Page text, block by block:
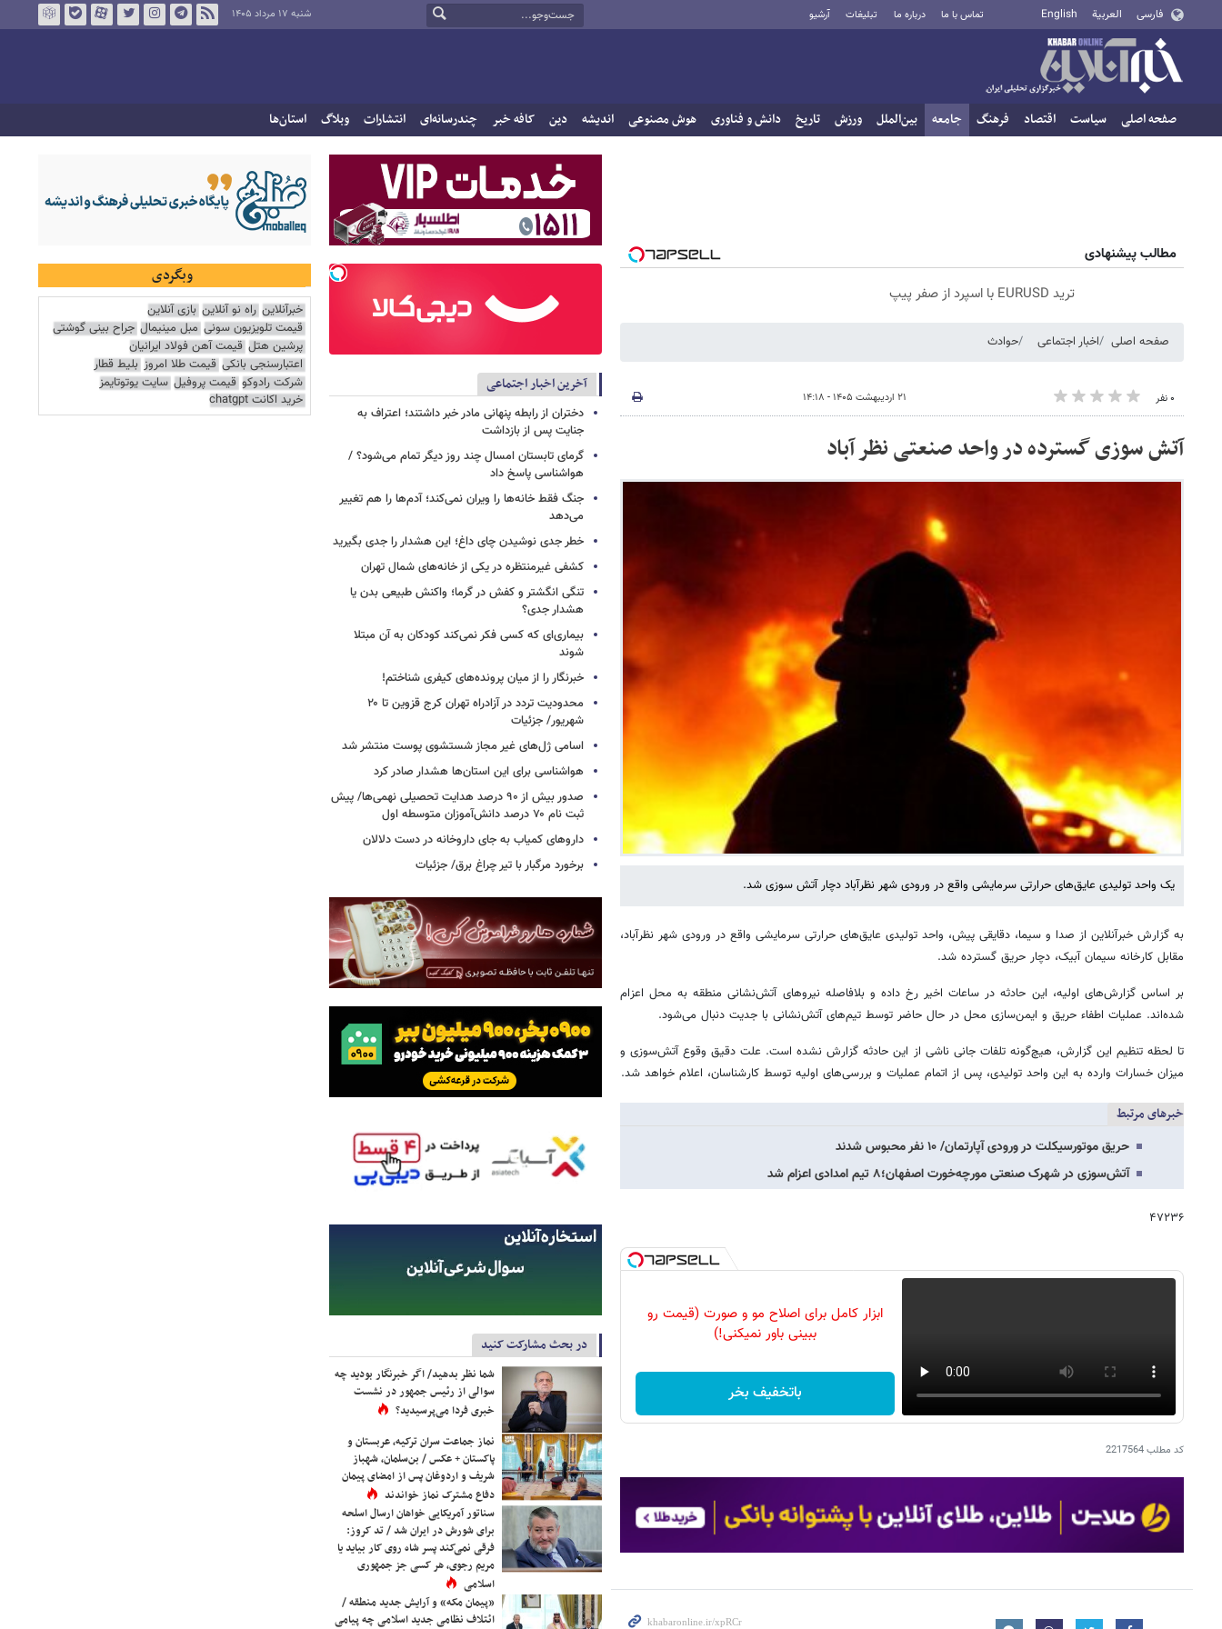
فارسی العربية English تماس با ما درباره ما تبلیغات آرشیو شنبه ۱۷ مرداد ۱۴۰۵
صفحه اصلی سیاست اقتصاد فرهنگ جامعه بین‌الملل ورزش تاریخ دانش و فناوری هوش مصنوعی اندیشه دین کافه خبر چندرسانه‌ای انتشارات وبلاگ استان‌ها
مطالب پیشنهادی
ترید EURUSD با اسپرد از صفر پیپ
صفحه اصلی اخبار اجتماعی حوادث
۰ نفر ۲۱ اردیبهشت ۱۴۰۵ - ۱۴:۱۸
آتش سوزی گسترده در واحد صنعتی نظر آباد
یک واحد تولیدی عایق‌های حرارتی سرمایشی واقع در ورودی شهر نظرآباد دچار آتش سوزی شد.
به گزارش خبرآنلاین از صدا و سیما، دقایقی پیش، واحد تولیدی عایق‌های حرارتی سرمایشی واقع در ورودی شهر نظرآباد،
مقابل کارخانه سیمان آبیک، دچار حریق گسترده شد.
بر اساس گزارش‌های اولیه، این حادثه در ساعات اخیر رخ داده و بلافاصله نیروهای آتش‌نشانی منطقه به محل اعزام
شده‌اند. عملیات اطفاء حریق و ایمن‌سازی محل در حال حاضر توسط تیم‌های آتش‌نشانی با جدیت دنبال می‌شود.
تا لحظه تنظیم این گزارش، هیچ‌گونه تلفات جانی ناشی از این حادثه گزارش نشده است. علت دقیق وقوع آتش‌سوزی و
میزان خسارات وارده به این واحد تولیدی، پس از اتمام عملیات و بررسی‌های اولیه توسط کارشناسان، اعلام خواهد شد.
خبرهای مرتبط
حریق موتورسیکلت در ورودی آپارتمان/ ۱۰ نفر محبوس شدند
آتش‌سوزی در شهرک صنعتی مورچه‌خورت اصفهان؛۸ تیم امدادی اعزام شد
۴۷۲۳۶
ابزار کامل برای اصلاح مو و صورت (قیمت رو
ببینی باور نمیکنی!)
باتخفیف بخر
کد مطلب2217564
آخرین اخبار اجتماعی
دختران از رابطه پنهانی مادر خبر داشتند؛ اعتراف به
جنایت پس از بازداشت
گرمای تابستان امسال چند روز دیگر تمام می‌شود؟ /
هواشناسی پاسخ داد
جنگ فقط خانه‌ها را ویران نمی‌کند؛ آدم‌ها را هم تغییر
می‌دهد
خطر جدی نوشیدن چای داغ؛ این هشدار را جدی بگیرید
کشفی غیرمنتظره در یکی از خانه‌های شمال تهران
تنگی انگشتر و کفش در گرما؛ واکنش طبیعی بدن یا
هشدار جدی؟
بیماری‌ای که کسی فکر نمی‌کند کودکان به آن مبتلا
شوند
خبرنگار را از میان پرونده‌های کیفری شناختم!
محدودیت تردد در آزادراه تهران کرج قزوین تا ۲۰
شهریور/ جزئیات
اسامی ژل‌های غیر مجاز شستشوی پوست منتشر شد
هواشناسی برای این استان‌ها هشدار صادر کرد
صدور بیش از ۹۰ درصد هدایت تحصیلی نهمی‌ها/ پیش
ثبت نام ۷۰ درصد دانش‌آموزان متوسطه اول
داروهای کمیاب به جای داروخانه در دست دلالان
برخورد مرگبار با تیر چراغ برق/ جزئیات
در بحث مشارکت کنید
شما نظر بدهید/ اگر خبرنگار بودید چه
سوالی از رئیس جمهور در نشست
خبری فردا می‌پرسیدید؟
نماز جماعت سران ترکیه، عربستان و
پاکستان + عکس / بن‌سلمان، شهباز
شریف و اردوغان پس از امضای پیمان
دفاع مشترک نماز خواندند
سناتور آمریکایی خواهان ارسال اسلحه
برای شورش در ایران شد / تد کروز:
فرقی نمی‌کند پسر شاه روی کار بیاید یا
مریم رجوی، هر کسی جز جمهوری
اسلامی
«پیمان مکه» و آرایش جدید منطقه /
ائتلاف نظامی جدید اسلامی چه پیامی
وبگردی
خبرآنلاین راه نو آنلاین بازی آنلاین
قیمت تلویزیون سونی مبل مینیمال جراح بینی گوشتی
پرشین هتل قیمت آهن فولاد ایرانیان
اعتبارسنجی بانکی قیمت طلا امروز بلیط قطار
شرکت رادوکو قیمت پروفیل سایت یوتوتایمز
خرید اکانت chatgpt